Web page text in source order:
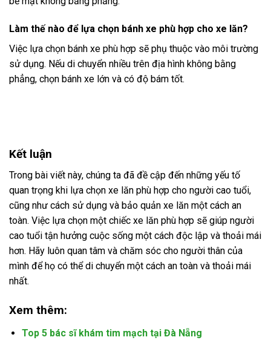
Làm thế nào để lựa chọn bánh xe phù hợp cho xe lăn?
Việc lựa chọn bánh xe phù hợp sẽ phụ thuộc vào môi trường
sử dụng. Nếu di chuyển nhiều trên địa hình không bằng
phẳng, chọn bánh xe lớn và có độ bám tốt.
Kết luận
Trong bài viết này, chúng ta đã đề cập đến những yếu tố
quan trọng khi lựa chọn xe lăn phù hợp cho người cao tuổi,
cũng như cách sử dụng và bảo quản xe lăn một cách an
toàn. Việc lựa chọn một chiếc xe lăn phù hợp sẽ giúp người
cao tuổi tận hưởng cuộc sống một cách độc lập và thoải mái
hơn. Hãy luôn quan tâm và chăm sóc cho người thân của
mình để họ có thể di chuyển một cách an toàn và thoải mái
nhất.
Xem thêm:
Top 5 bác sĩ khám tim mạch tại Đà Nẵng